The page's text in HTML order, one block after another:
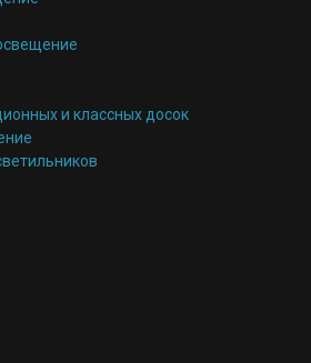
и классных досок